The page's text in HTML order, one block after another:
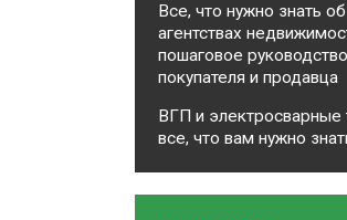
Все, что нужно знать об
агентствах
пошаговое
покупателя и продавца
ВГП и электросварные
все, что вам нужно